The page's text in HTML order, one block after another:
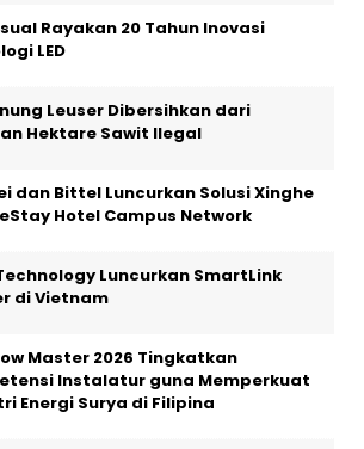
Rayakan 20 Tahun Inovasi
LED
Leuser Dibersihkan dari
Hektare Sawit Ilegal
dan Bittel Luncurkan Solusi Xinghe
Hotel Campus Network
Luncurkan SmartLink
di Vietnam
Master 2026 Tingkatkan
Instalatur guna Memperkuat
Energi Surya di Filipina